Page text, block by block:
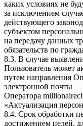
каких условиях не
за исключением
действующего
субъектом
на передачу данных
обязательств по
8.3. В случае
Пользователь может
путем направления
электронной почты
Оператора
«Актуализация
8.4. Срок обработки
достижением целей,